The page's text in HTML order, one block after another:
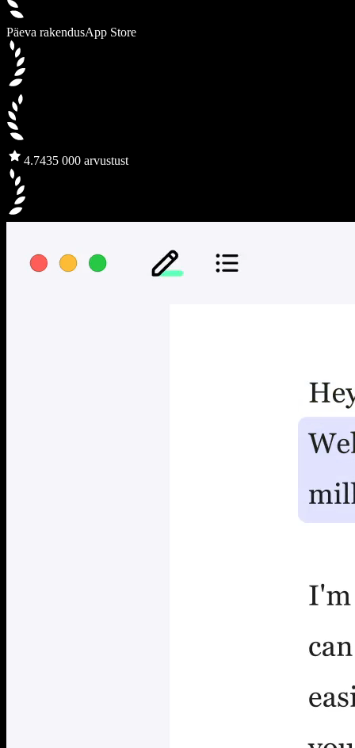
Päeva rakendusApp Store
4.7435 000 arvustust